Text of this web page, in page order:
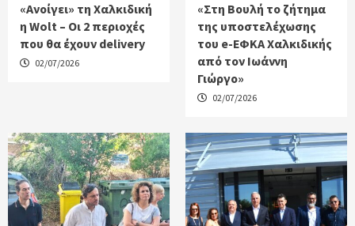
«Ανοίγει» τη Χαλκιδική
η Wolt – Οι 2 περιοχές
που θα έχουν delivery
02/07/2026
«Στη Βουλή το ζήτημα
της υποστελέχωσης
του e-ΕΦΚΑ Χαλκιδικής
από τον Ιωάννη
Γιώργο»
02/07/2026